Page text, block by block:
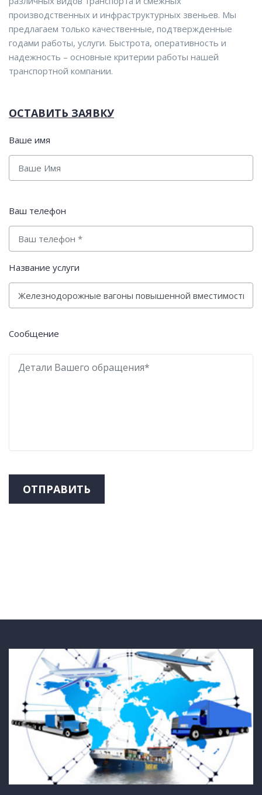
производственных и инфраструктурных звеньев. Мы
предлагаем только качественные, подтвержденные
годами работы, услуги. Быстрота, оперативность и
надежность – основные критерии работы нашей
транспортной компании.
ОСТАВИТЬ ЗАЯВКУ
Ваше имя
Ваш телефон
Название услуги
Сообщение
ОТПРАВИТЬ